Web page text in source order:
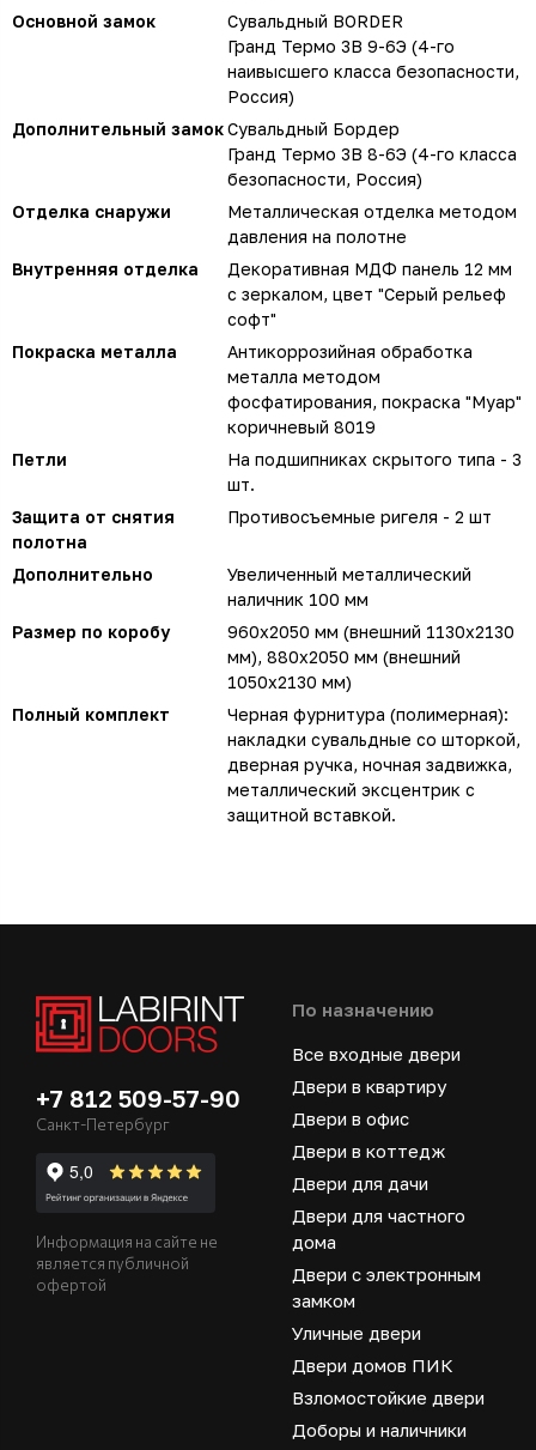
Основной замок
Сувальдный BORDER
Гранд Термо 3В 9-6Э (4-го
наивысшего класса безопасности,
Россия)
Дополнительный замокСувальдный Бордер
Гранд Термо 3В 8-6Э (4-го класса
безопасности, Россия)
Отделка снаружи
Металлическая отделка методом
давления на полотне
Внутренняя отделка
Декоративная МДФ панель 12 мм
с зеркалом, цвет "Серый рельеф
софт"
Покраска металла
Антикоррозийная обработка
металла методом
фосфатирования, покраска "Муар"
коричневый 8019
Петли
На подшипниках скрытого типа - 3
шт.
Защита от снятия
полотна
Противосъемные ригеля - 2 шт
Дополнительно
Увеличенный металлический
наличник 100 мм
Размер по коробу
960х2050 мм (внешний 1130х2130
мм), 880х2050 мм (внешний
1050х2130 мм)
Полный комплект
Черная фурнитура (полимерная):
накладки сувальдные со шторкой,
дверная ручка, ночная задвижка,
металлический эксцентрик с
защитной вставкой.
+7 812 509-57-90
Санкт-Петербург
Информация на сайте не
является публичной
офертой
По назначению
Все входные двери
Двери в квартиру
Двери в офис
Двери в коттедж
Двери для дачи
Двери для частного
дома
Двери с электронным
замком
Уличные двери
Двери домов ПИК
Взломостойкие двери
Доборы и наличники